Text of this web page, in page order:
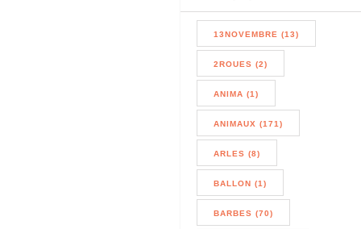
13NOVEMBRE (13)
2ROUES (2)
ANIMA (1)
ANIMAUX (171)
ARLES (8)
BALLON (1)
BARBES (70)